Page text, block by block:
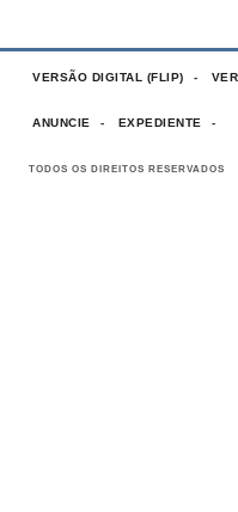
VERSÃO DIGITAL (FLIP)
ANUNCIE EXPEDIENTE
TODOS OS DIREITOS RESERVADOS